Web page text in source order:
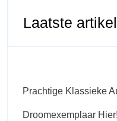
Laatste
Prachtige Klassieke
Droomexemplaar Hier!